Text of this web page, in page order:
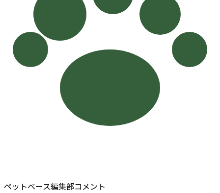
ペットベース編集部コメント